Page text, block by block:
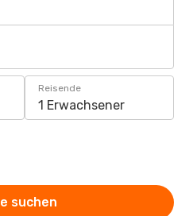
Reisende
1 Erwachsener
suchen